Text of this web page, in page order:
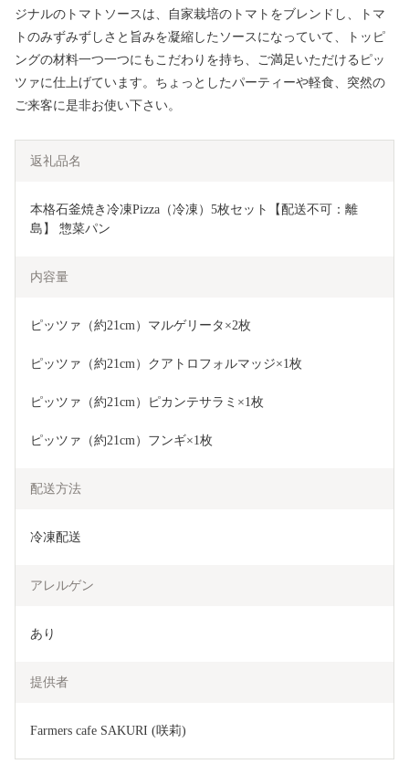
ジナルのトマトソースは、自家栽培のトマトをブレンドし、トマ
トのみずみずしさと旨みを凝縮したソースになっていて、トッピ
ングの材料一つ一つにもこだわりを持ち、ご満足いただけるピッ
ツァに仕上げています。ちょっとしたパーティーや軽食、突然の
ご来客に是非お使い下さい。
返礼品名
本格石釜焼き冷凍Pizza（冷凍）5枚セット【配送不可：離
島】 惣菜パン
内容量
ピッツァ（約21cm）マルゲリータ×2枚
ピッツァ（約21cm）クアトロフォルマッジ×1枚
ピッツァ（約21cm）ピカンテサラミ×1枚
ピッツァ（約21cm）フンギ×1枚
配送方法
冷凍配送
アレルゲン
あり
提供者
Farmers cafe SAKURI (咲莉)